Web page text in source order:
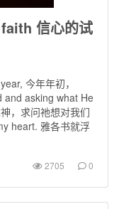
信心的试
今年年初，
and asking what He
，求问祂想对我们
heart. 雅各书就浮
2705 0